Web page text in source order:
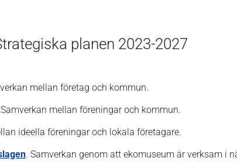
planen 2023-2027
mellan företag och kommun.
mellan föreningar och kommun.
ideella föreningar och lokala företagare.
. Samverkan genom att ekomuseum är verksam i